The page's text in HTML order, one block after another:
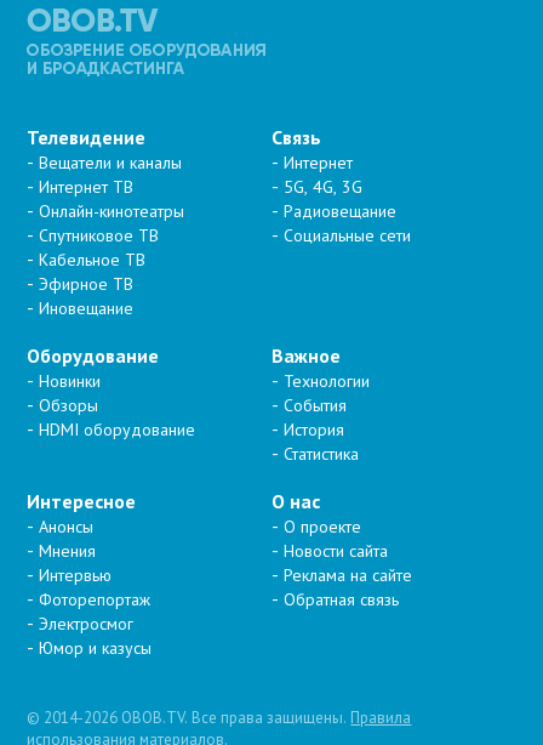
Телевидение
Вещатели и каналы
Интернет ТВ
Онлайн-кинотеатры
Спутниковое ТВ
Кабельное ТВ
Эфирное ТВ
Иновещание
Связь
Интернет
5G, 4G, 3G
Радиовещание
Социальные сети
Оборудование
Новинки
Обзоры
HDMI оборудование
Важное
Технологии
События
История
Статистика
Интересное
Анонсы
Мнения
Интервью
Фоторепортаж
Электросмог
Юмор и казусы
О нас
О проекте
Новости сайта
Реклама на сайте
Обратная связь
© 2014-2026 OBOB.TV. Все права защищены. Правила
использования материалов.